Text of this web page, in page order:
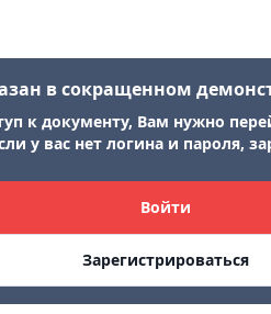
в сокращенном
к документу, Вам нужно
у вас нет логина и пароля,
Войти
Зарегистрироваться